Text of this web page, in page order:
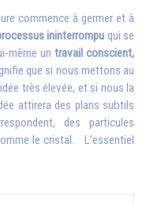
commence à germer et à
ininterrompu qui se
même un travail conscient,
que si nous mettons au
très élevée, et si nous la
attirera des plans subtils
des particules
le cristal. L’essentiel